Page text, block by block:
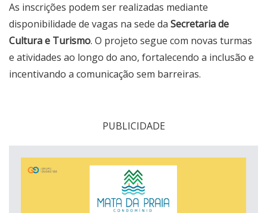
As inscrições podem ser realizadas mediante
disponibilidade de vagas na sede da Secretaria de
Cultura e Turismo. O projeto segue com novas turmas
e atividades ao longo do ano, fortalecendo a inclusão e
incentivando a comunicação sem barreiras.
PUBLICIDADE